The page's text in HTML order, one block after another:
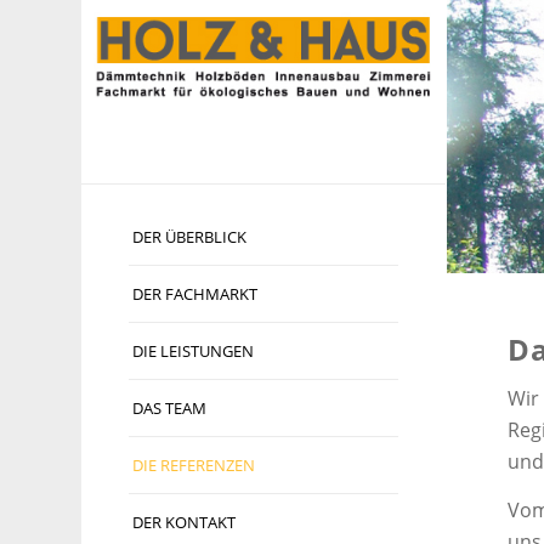
DER ÜBERBLICK
DER FACHMARKT
DIE LEISTUNGEN
DAS TEAM
DIE REFERENZEN
DER KONTAKT
Wir